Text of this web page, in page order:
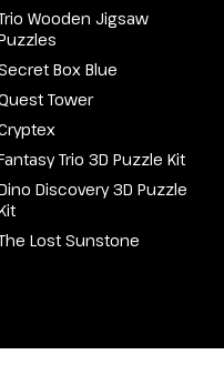
Wooden Jigsaw
Box Blue
Tower
Trio 3D Puzzle Kit
Discovery 3D Puzzle
Lost Sunstone
vorbehalten.